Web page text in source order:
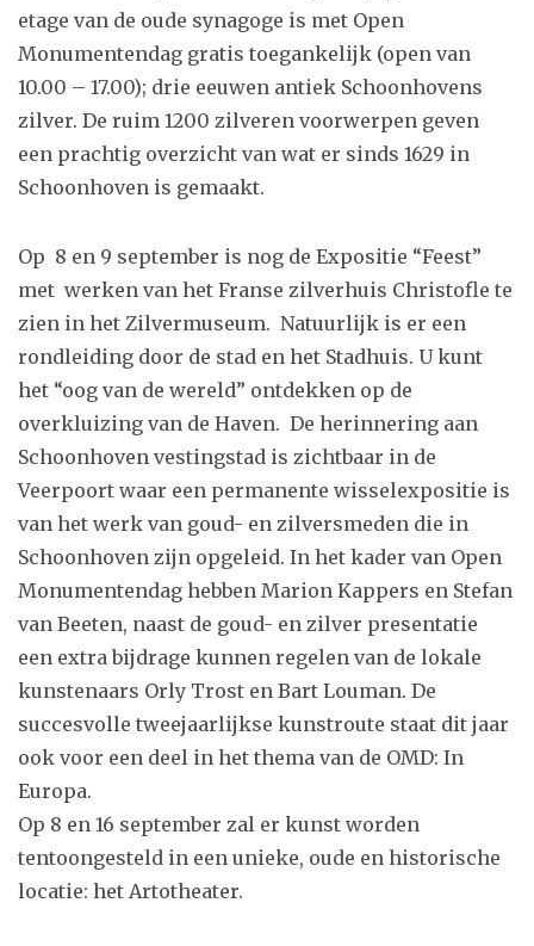
etage van de oude synagoge is met Open
Monumentendag gratis toegankelijk (open van
10.00 – 17.00); drie eeuwen antiek Schoonhovens
zilver. De ruim 1200 zilveren voorwerpen geven
een prachtig overzicht van wat er sinds 1629 in
Schoonhoven is gemaakt.
Op 8 en 9 september is nog de Expositie “Feest”
met werken van het Franse zilverhuis Christofle te
zien in het Zilvermuseum. Natuurlijk is er een
rondleiding door de stad en het Stadhuis. U kunt
het “oog van de wereld” ontdekken op de
overkluizing van de Haven. De herinnering aan
Schoonhoven vestingstad is zichtbaar in de
Veerpoort waar een permanente wisselexpositie is
van het werk van goud- en zilversmeden die in
Schoonhoven zijn opgeleid. In het kader van Open
Monumentendag hebben Marion Kappers en Stefan
van Beeten, naast de goud- en zilver presentatie
een extra bijdrage kunnen regelen van de lokale
kunstenaars Orly Trost en Bart Louman. De
succesvolle tweejaarlijkse kunstroute staat dit jaar
ook voor een deel in het thema van de OMD: In
Europa.
Op 8 en 16 september zal er kunst worden
tentoongesteld in een unieke, oude en historische
locatie: het Artotheater.